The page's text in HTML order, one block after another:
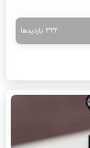
322 بازدیدها